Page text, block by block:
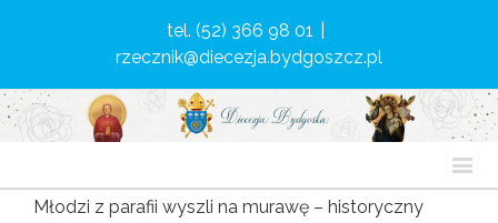
tel. (52) 366 98 01
rzecznik@diecezja.bydgoszcz.pl
Młodzi z parafii wyszli na murawę – historyczny